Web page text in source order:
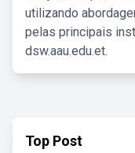
utilizando
pelas principais
dsw.aau.edu.et.
Top Post